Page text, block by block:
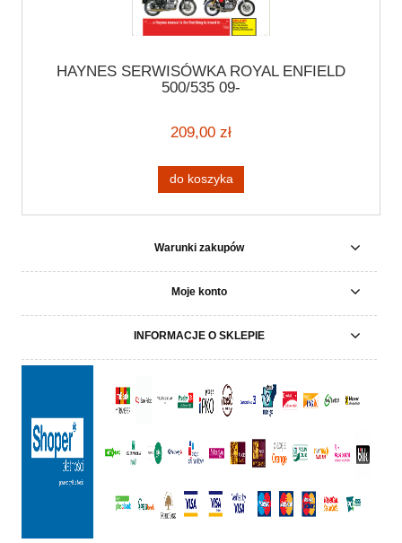
HAYNES SERWISÓWKA ROYAL ENFIELD
500/535 09-
209,00 zł
do koszyka
Warunki zakupów
Moje konto
INFORMACJE O SKLEPIE